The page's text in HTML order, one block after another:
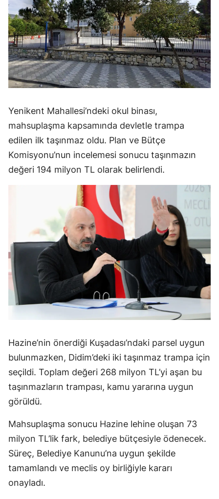
Yenikent Mahallesi’ndeki okul binası,
mahsuplaşma kapsamında devletle trampa
edilen ilk taşınmaz oldu. Plan ve Bütçe
Komisyonu’nun incelemesi sonucu taşınmazın
değeri 194 milyon TL olarak belirlendi.
Hazine’nin önerdiği Kuşadası’ndaki parsel uygun
bulunmazken, Didim’deki iki taşınmaz trampa için
seçildi. Toplam değeri 268 milyon TL’yi aşan bu
taşınmazların trampası, kamu yararına uygun
görüldü.
Mahsuplaşma sonucu Hazine lehine oluşan 73
milyon TL’lik fark, belediye bütçesiyle ödenecek.
Süreç, Belediye Kanunu’na uygun şekilde
tamamlandı ve meclis oy birliğiyle kararı
onayladı.